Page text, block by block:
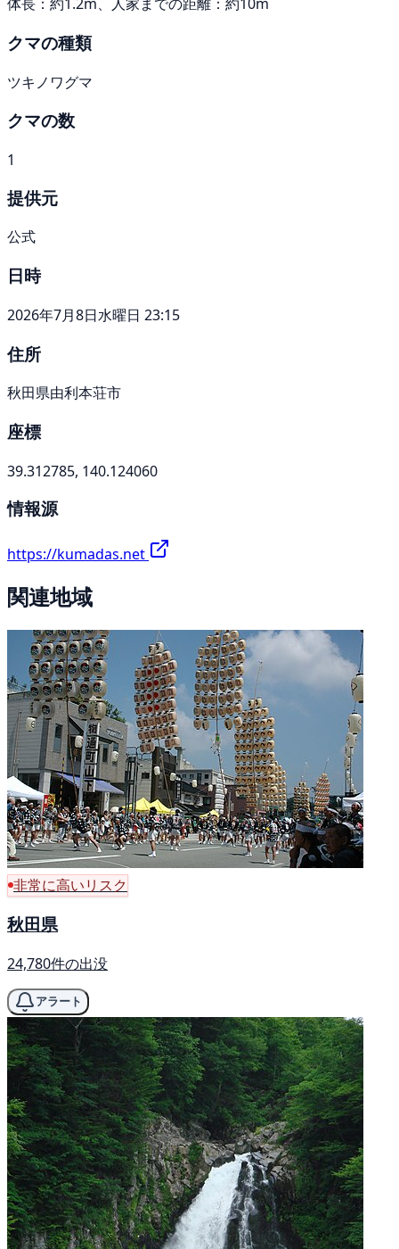
クマの種類
ツキノワグマ
クマの数
1
提供元
公式
日時
2026年7月8日水曜日 23:15
住所
秋田県由利本荘市
座標
39.312785, 140.124060
情報源
https://kumadas.net
関連地域
非常に高いリスク
秋田県
24,780件の出没
アラート